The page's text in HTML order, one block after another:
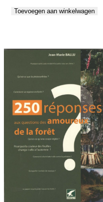
Toevoegen aan winkelwagen